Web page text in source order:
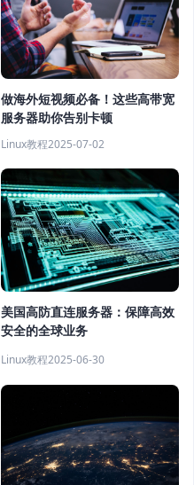
做海外短视频必备！这些高带宽
服务器助你告别卡顿
Linux教程2025-07-02
美国高防直连服务器：保障高效
安全的全球业务
Linux教程2025-06-30